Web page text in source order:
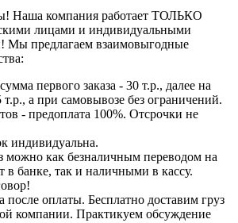
Наша компания работает ТОЛЬКО
лицами и индивидуальными
Мы предлагаем взаимовыгодные
первого заказа - 30 т.р., далее на
т.р., а при самовывозе без ограничений.
- предоплата 100%. Отсрочки не
индивидуальна.
можно как безналичным переводом на
в банке, так и наличными в кассу.
после оплаты. Бесплатно доставим груз
компании. Практикуем обсуждение